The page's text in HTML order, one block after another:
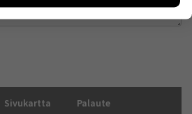
Sivukartta Palaute
kuitenkaan kerää
eikä tietoja voi yhdistää
näiden evästeiden käytön.